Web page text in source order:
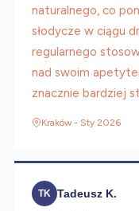
naturalnego, co
słodycze w ciągu
regularnego
nad swoim
znacznie bardziej
Kraków - Sty 2026
TK
Tadeusz K.